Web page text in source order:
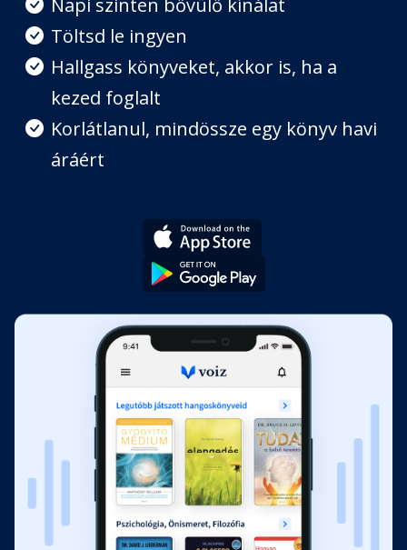
Nyolcadik fejezet
Fejezet hossza: 00:59:16
Kilencedik fejezet
Fejezet hossza: 00:14:45
Tizenegyedik fejezet
Fejezet hossza: 00:08:38
Töltsd le ingyen
Hallgass könyveket, akkor is, ha a
kezed foglalt
Korlátlanul, mindössze egy könyv havi
áráért